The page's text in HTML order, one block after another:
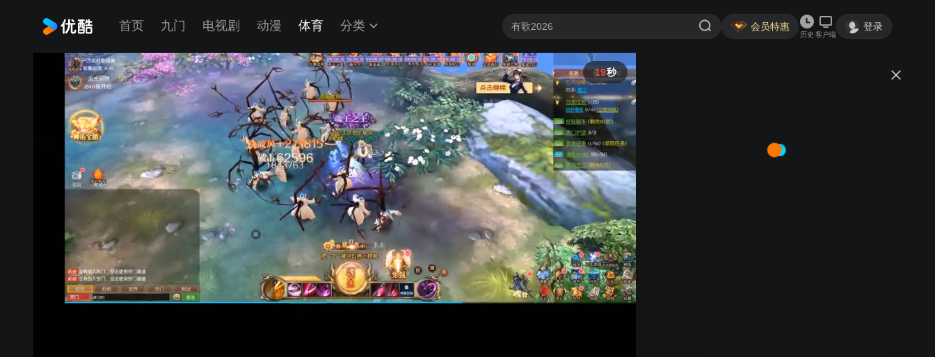
首页 九门 电视剧 动漫 体育 分类 会员特惠
历史 客户端
登录
19秒